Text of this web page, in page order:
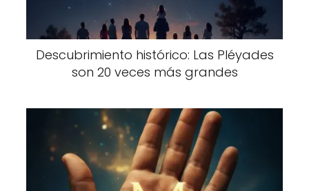
Descubrimiento histórico: Las Pléyades
son 20 veces más grandes